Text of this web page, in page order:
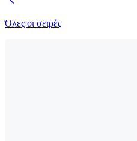
Όλες οι σειρές